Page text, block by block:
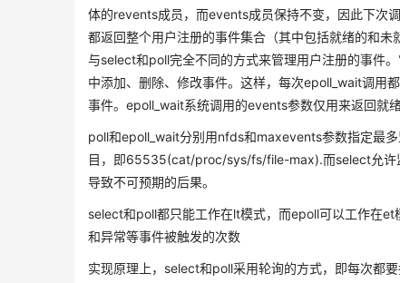
体的revents成员，而events成员保持不变，因此下次
都返回整个用户注册的事件集合（其中包括就绪的和
与select和poll完全不同的方式来管理用户注册的事件
中添加、删除、修改事件。这样，每次epoll_wait调用
事件。epoll_wait系统调用的events参数仅用来返回就
poll和epoll_wait分别用nfds和maxevents参数指定最
目，即65535(cat/proc/sys/fs/file-max).而select允许
导致不可预期的后果。
select和poll都只能工作在lt模式，而epoll可以工作在et
和异常等事件被触发的次数
实现原理上，select和poll采用轮询的方式，即每次都